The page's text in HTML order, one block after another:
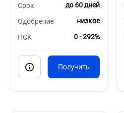
Срок до 60 дней
Одобрение низкое
ПСК 0 - 292%